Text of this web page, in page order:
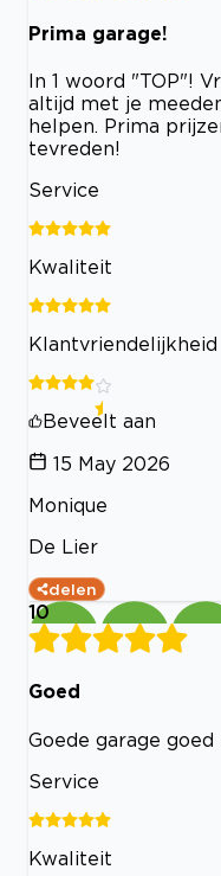
Prima garage!
In 1 woord "TOP"!
altijd met je
helpen. Prima
tevreden!
Service
Kwaliteit
Klantvriendelijkheid
Beveelt aan
15 May 2026
Monique
De Lier
delen
10
Goed
Goede garage goed
Service
Kwaliteit